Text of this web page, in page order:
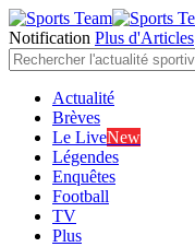
Notification Plus d'Articles
Actualité
Brèves
Le LiveNew
Légendes
Enquêtes
Football
TV
Plus